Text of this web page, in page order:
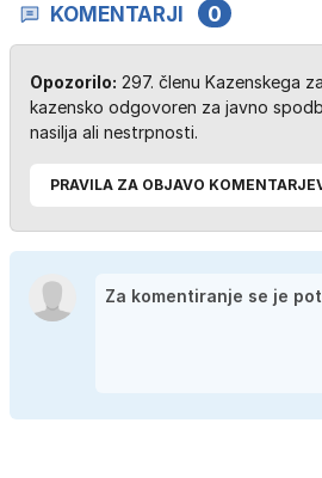
KOMENTARJI 0
Opozorilo: 297. členu Kazenskega
kazensko odgovoren za javno
nasilja ali nestrpnosti.
PRAVILA ZA OBJAVO